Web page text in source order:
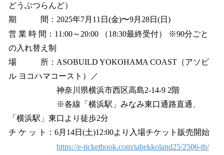
どうぶつらんど）
期 間：2025年7月11日(金)〜9月28日(日)
営 業 時 間：11:00～20:00 （18:30最終受付） ※90分ごと
の入れ替え制
場 所：ASOBUILD YOKOHAMA COAST（アソビ
ル ヨコハマコースト）／
神奈川県横浜市西区高島2-14-9 2階
※各線「横浜駅」みなみ東口通路直通、
「横浜駅」東口より徒歩2分
チ ケ ッ ト：6月14日(土)12:00より入場チケット販売開始
https://e-ticketbook.com/tabekkoland25/2506-tb/